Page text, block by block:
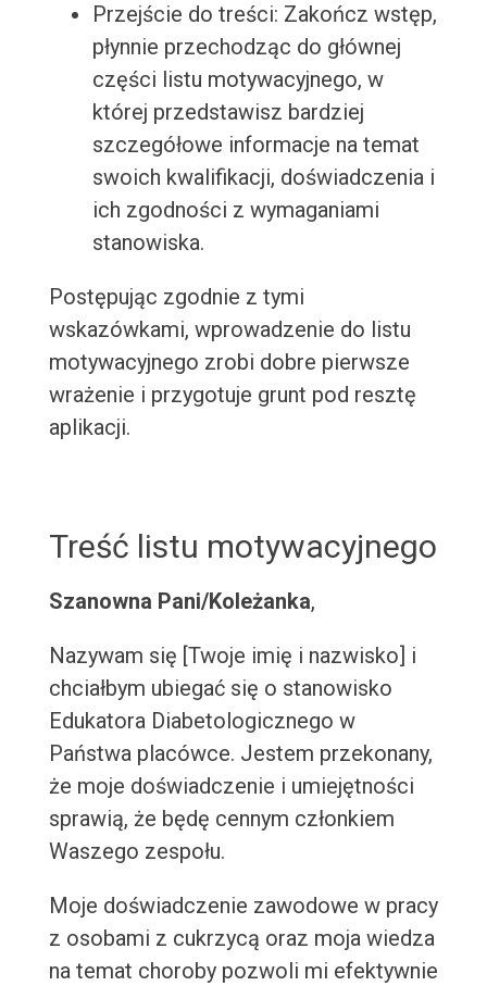
Przejście do treści: Zakończ wstęp,
płynnie przechodząc do głównej
części listu motywacyjnego, w
której przedstawisz bardziej
szczegółowe informacje na temat
swoich kwalifikacji, doświadczenia i
ich zgodności z wymaganiami
stanowiska.
Postępując zgodnie z tymi
wskazówkami, wprowadzenie do listu
motywacyjnego zrobi dobre pierwsze
wrażenie i przygotuje grunt pod resztę
aplikacji.
Treść listu motywacyjnego
Szanowna Pani/Koleżanka,
Nazywam się [Twoje imię i nazwisko] i
chciałbym ubiegać się o stanowisko
Edukatora Diabetologicznego w
Państwa placówce. Jestem przekonany,
że moje doświadczenie i umiejętności
sprawią, że będę cennym członkiem
Waszego zespołu.
Moje doświadczenie zawodowe w pracy
z osobami z cukrzycą oraz moja wiedza
na temat choroby pozwoli mi efektywnie